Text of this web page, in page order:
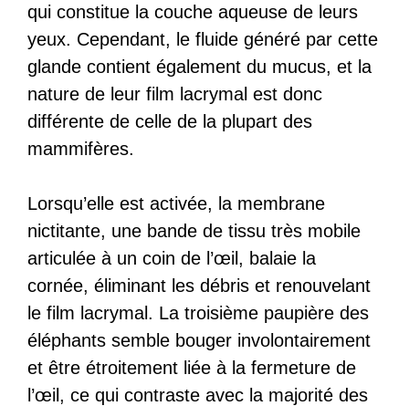
qui constitue la couche aqueuse de leurs
yeux. Cependant, le fluide généré par cette
glande contient également du mucus, et la
nature de leur film lacrymal est donc
différente de celle de la plupart des
mammifères.
Lorsqu’elle est activée, la membrane
nictitante, une bande de tissu très mobile
articulée à un coin de l’œil, balaie la
cornée, éliminant les débris et renouvelant
le film lacrymal. La troisième paupière des
éléphants semble bouger involontairement
et être étroitement liée à la fermeture de
l’œil, ce qui contraste avec la majorité des